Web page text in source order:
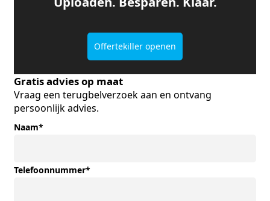
Offertekiller openen
Gratis advies op maat
Vraag een terugbelverzoek aan en ontvang
persoonlijk advies.
Naam*
Telefoonnummer*